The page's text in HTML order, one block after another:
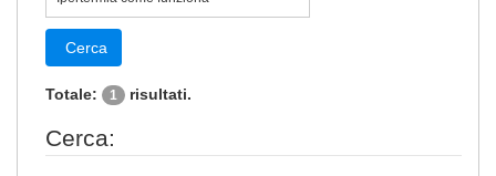
Cerca
Totale: 1 risultati.
Cerca: